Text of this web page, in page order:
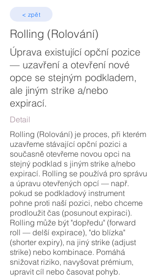
< zpět
Rolling (Rolování)
Úprava existující opční pozice
— uzavření a otevření nové
opce se stejným podkladem,
ale jiným strike a/nebo
expirací.
Detail
Rolling (Rolování) je proces, při kterém
uzavřeme stávající opční pozici a
současně otevřeme novou opci na
stejný podklad s jiným strike a/nebo
expirací. Rolling se používá pro správu
a úpravu otevřených opcí — např.
pokud se podkladový instrument
pohne proti naší pozici, nebo chceme
prodloužit čas (posunout expiraci).
Rolling může být "dopředu" (forward
roll — delší expirace), "do blízka"
(shorter expiry), na jiný strike (adjust
strike) nebo kombinace. Pomáhá
snižovat riziko, navyšovat prémium,
upravit cíl nebo časovat pohyb.